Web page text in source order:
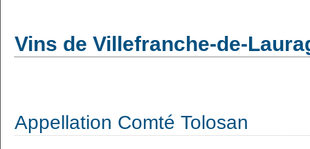
Vins de Villefranche-de-
Appellation Comté Tolosan